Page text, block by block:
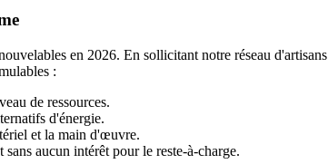
en 2026. En sollicitant notre réseau
:
de ressources.
d'énergie.
et la main d'œuvre.
aucun intérêt pour le reste-à-charge.